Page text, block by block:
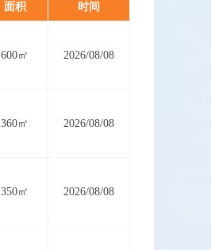
面积 时间
600㎡ 2026/08/08
360㎡ 2026/08/08
350㎡ 2026/08/08